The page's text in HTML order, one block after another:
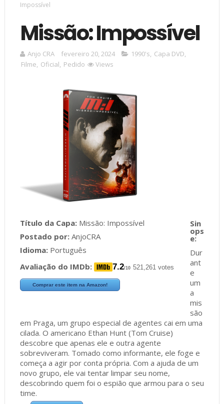
Impossível
Missão: Impossível
Anjo CRA fevereiro 20, 2024 1990's, Capa DVD,
Filme, Oficial, Pedido Views
Título da Capa:Missão: Impossível
Postado por:AnjoCRA
Idioma:Português
Avaliação do IMDb:
7.2/10 521,261 votes
Comprar este item na Amazon!
Dur
ant
e
um
a
mis
são
em Praga, um grupo especial de agentes cai em uma
cilada. O americano Ethan Hunt (Tom Cruise)
descobre que apenas ele e outra agente
sobreviveram. Tomado como informante, ele foge e
começa a agir por conta própria. Com a ajuda de um
novo grupo, ele vai tentar limpar seu nome,
descobrindo quem foi o espião que armou para o seu
time.